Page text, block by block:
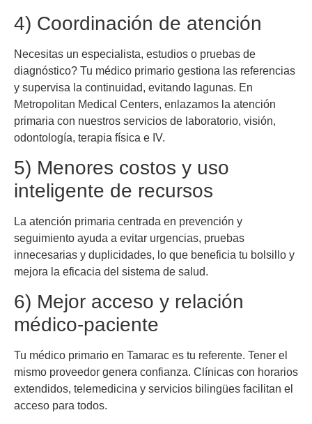
4) Coordinación de atención
Necesitas un especialista, estudios o pruebas de
diagnóstico? Tu médico primario gestiona las referencias
y supervisa la continuidad, evitando lagunas. En
Metropolitan Medical Centers, enlazamos la atención
primaria con nuestros servicios de laboratorio, visión,
odontología, terapia física e IV.
5) Menores costos y uso
inteligente de recursos
La atención primaria centrada en prevención y
seguimiento ayuda a evitar urgencias, pruebas
innecesarias y duplicidades, lo que beneficia tu bolsillo y
mejora la eficacia del sistema de salud.
6) Mejor acceso y relación
médico-paciente
Tu médico primario en Tamarac es tu referente. Tener el
mismo proveedor genera confianza. Clínicas con horarios
extendidos, telemedicina y servicios bilingües facilitan el
acceso para todos.